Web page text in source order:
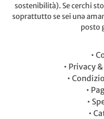
sostenibilità). Se cerchi
soprattutto se sei unə
posto
•
• Privacy
•
•
•
•